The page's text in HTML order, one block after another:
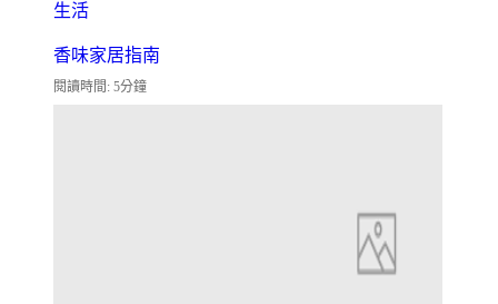
生活
香味家居指南
閱讀時間: 5分鐘